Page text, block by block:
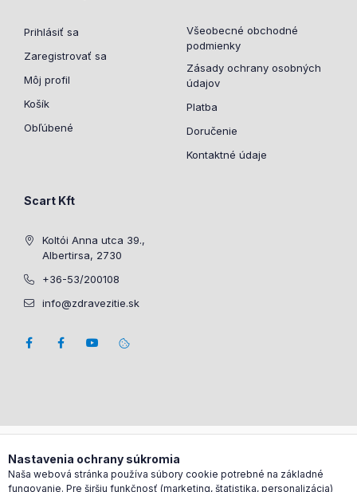
Prihlásiť sa
Zaregistrovať sa
Môj profil
Košík
Obľúbené
Všeobecné obchodné
podmienky
Zásady ochrany osobných
údajov
Platba
Doručenie
Kontaktné údaje
Scart Kft
Koltói Anna utca 39.,
Albertirsa, 2730
+36-53/200108
info@zdravezitie.sk
Nastavenia ochrany súkromia
Naša webová stránka používa súbory cookie potrebné na základné
fungovanie. Pre širšiu funkčnosť (marketing, štatistika, personalizácia)